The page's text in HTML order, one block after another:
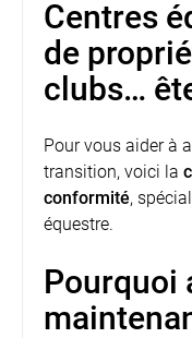
Centres
de
clubs…
Pour vous aider à
transition, voici la
conformité,
équestre.
Pourquoi